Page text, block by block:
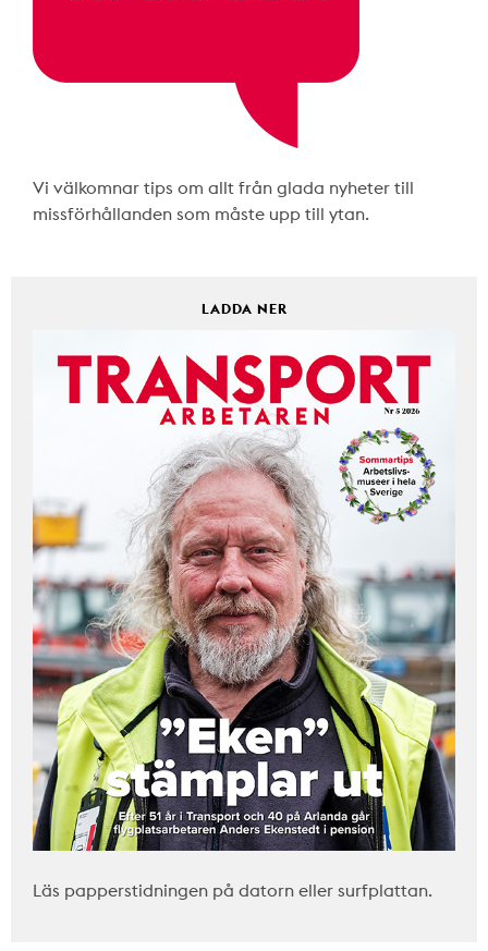
Vi välkomnar tips om allt från glada nyheter till
missförhållanden som måste upp till ytan.
LADDA NER
Läs papperstidningen på datorn eller surfplattan.